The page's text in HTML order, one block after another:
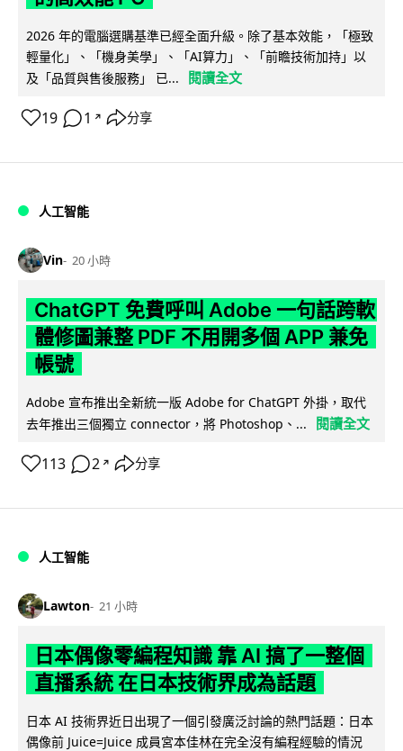
2026 年的電腦選購基準已經全面升級。除了基本效能，「極致
輕量化」、「機身美學」、「AI算力」、「前瞻技術加持」以
及「品質與售後服務」 已...
閱讀全文
19 1 ↗ 分享
人工智能
Vin 20 小時
ChatGPT 免費呼叫 Adobe 一句話跨軟
體修圖兼整 PDF 不用開多個 APP 兼免
帳號
Adobe 宣布推出全新統一版 Adobe for ChatGPT 外掛，取代
去年推出三個獨立 connector，將 Photoshop、...
閱讀全文
113 2 ↗ 分享
人工智能
Lawton 21 小時
日本偶像零編程知識 靠 AI 搞了一整個
直播系統 在日本技術界成為話題
日本 AI 技術界近日出現了一個引發廣泛討論的熱門話題：日本
偶像前 Juice=Juice 成員宮本佳林在完全沒有編程經驗的情況